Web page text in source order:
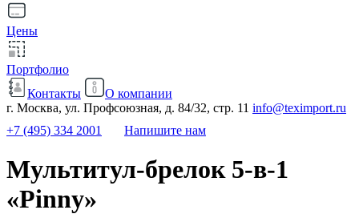
Цены
Портфолио
Контакты
О компании
г. Москва, ул. Профсоюзная, д. 84/32, стр. 11 info@teximport.ru
+7 (495) 334 2001
Напишите нам
Мультитул-брелок 5-в-1
«Pinny»